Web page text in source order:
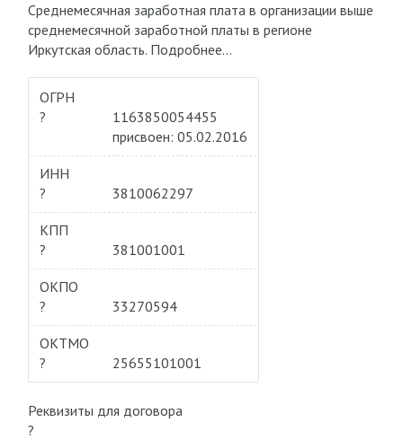
Среднемесячная заработная плата в организации выше
среднемесячной заработной платы в регионе
Иркутская область. Подробнее…
ОГРН
?
1163850054455
присвоен: 05.02.2016
ИНН
?
3810062297
КПП
?
381001001
ОКПО
?
33270594
ОКТМО
?
25655101001
Реквизиты для договора
?